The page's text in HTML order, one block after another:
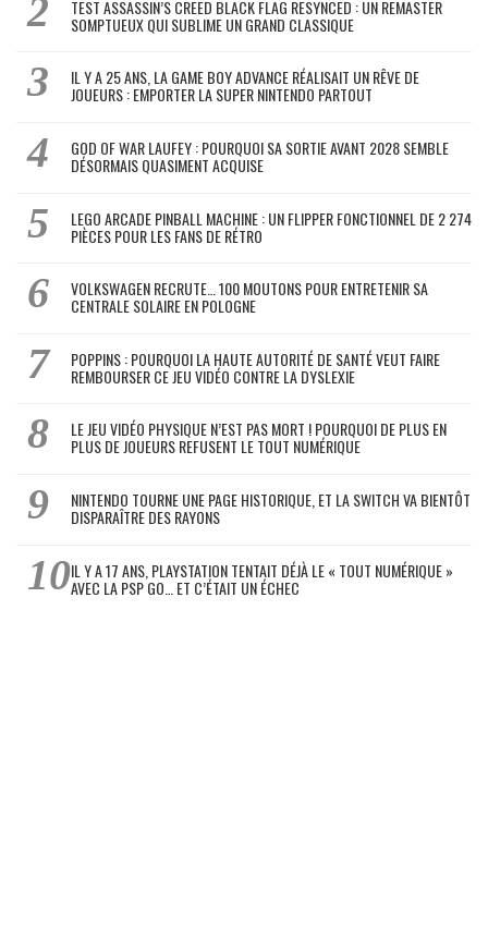
TEST ASSASSIN’S CREED BLACK FLAG RESYNCED : UN REMASTER
SOMPTUEUX QUI SUBLIME UN GRAND CLASSIQUE
IL Y A 25 ANS, LA GAME BOY ADVANCE RÉALISAIT UN RÊVE DE
JOUEURS : EMPORTER LA SUPER NINTENDO PARTOUT
GOD OF WAR LAUFEY : POURQUOI SA SORTIE AVANT 2028 SEMBLE
DÉSORMAIS QUASIMENT ACQUISE
LEGO ARCADE PINBALL MACHINE : UN FLIPPER FONCTIONNEL DE 2 274
PIÈCES POUR LES FANS DE RÉTRO
VOLKSWAGEN RECRUTE… 100 MOUTONS POUR ENTRETENIR SA
CENTRALE SOLAIRE EN POLOGNE
POPPINS : POURQUOI LA HAUTE AUTORITÉ DE SANTÉ VEUT FAIRE
REMBOURSER CE JEU VIDÉO CONTRE LA DYSLEXIE
LE JEU VIDÉO PHYSIQUE N’EST PAS MORT ! POURQUOI DE PLUS EN
PLUS DE JOUEURS REFUSENT LE TOUT NUMÉRIQUE
NINTENDO TOURNE UNE PAGE HISTORIQUE, ET LA SWITCH VA BIENTÔT
DISPARAÎTRE DES RAYONS
IL Y A 17 ANS, PLAYSTATION TENTAIT DÉJÀ LE « TOUT NUMÉRIQUE »
AVEC LA PSP GO… ET C’ÉTAIT UN ÉCHEC